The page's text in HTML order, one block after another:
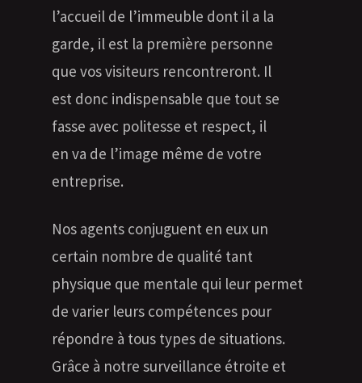
l’accueil de l’immeuble dont il a la
garde, il est la première personne
que vos visiteurs rencontreront. Il
est donc indispensable que tout se
fasse avec politesse et respect, il
en va de l’image même de votre
entreprise.
Nos agents conjuguent en eux un
certain nombre de qualité tant
physique que mentale qui leur permet
de varier leurs compétences pour
répondre à tous types de situations.
Grâce à notre surveillance étroite et